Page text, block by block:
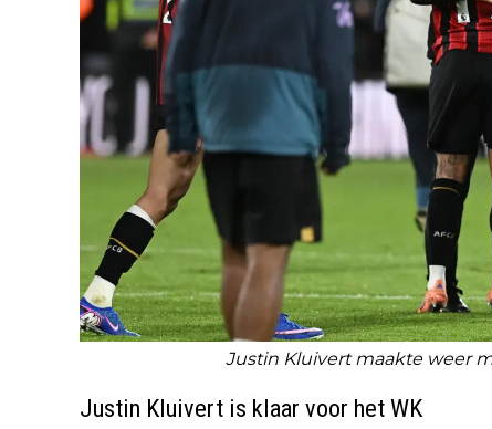
Justin Kluivert maakte weer
Justin Kluivert is klaar voor het WK